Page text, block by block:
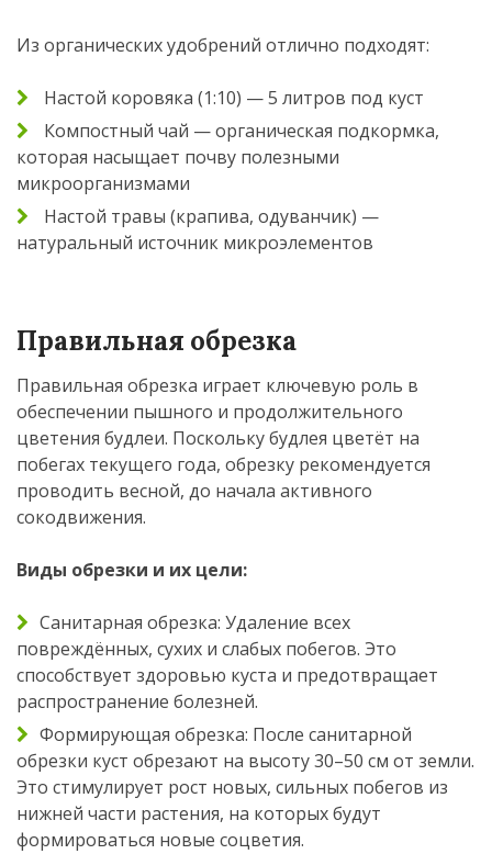
Из органических удобрений отлично подходят:
Настой коровяка (1:10) — 5 литров под куст
Компостный чай — органическая подкормка,
которая насыщает почву полезными
микроорганизмами
Настой травы (крапива, одуванчик) —
натуральный источник микроэлементов
Правильная обрезка
Правильная обрезка играет ключевую роль в
обеспечении пышного и продолжительного
цветения будлеи. Поскольку будлея цветёт на
побегах текущего года, обрезку рекомендуется
проводить весной, до начала активного
сокодвижения.
Виды обрезки и их цели:
Санитарная обрезка: Удаление всех
повреждённых, сухих и слабых побегов. Это
способствует здоровью куста и предотвращает
распространение болезней.
Формирующая обрезка: После санитарной
обрезки куст обрезают на высоту 30–50 см от земли.
Это стимулирует рост новых, сильных побегов из
нижней части растения, на которых будут
формироваться новые соцветия.